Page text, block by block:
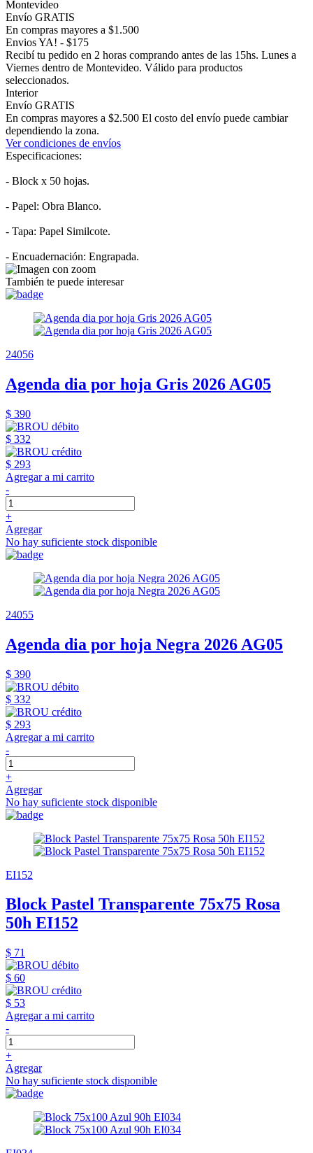
Montevideo
Envío GRATIS
En compras mayores a $1.500
Envios YA! - $175
Recibí tu pedido en 2 horas comprando antes de las 15hs. Lunes a
Viernes dentro de Montevideo. Válido para productos
seleccionados.
Interior
Envío GRATIS
En compras mayores a $2.500 El costo del envío puede cambiar
dependiendo la zona.
Ver condiciones de envíos
Especificaciones:
- Block x 50 hojas.
- Papel: Obra Blanco.
- Tapa: Papel Similcote.
- Encuadernación: Engrapada.
También te puede interesar
24056
Agenda dia por hoja Gris 2026 AG05
$ 390
$ 332
$ 293
Agregar a mi carrito
-
+
Agregar
No hay suficiente stock disponible
24055
Agenda dia por hoja Negra 2026 AG05
$ 390
$ 332
$ 293
Agregar a mi carrito
-
+
Agregar
No hay suficiente stock disponible
EI152
Block Pastel Transparente 75x75 Rosa
50h EI152
$ 71
$ 60
$ 53
Agregar a mi carrito
-
+
Agregar
No hay suficiente stock disponible